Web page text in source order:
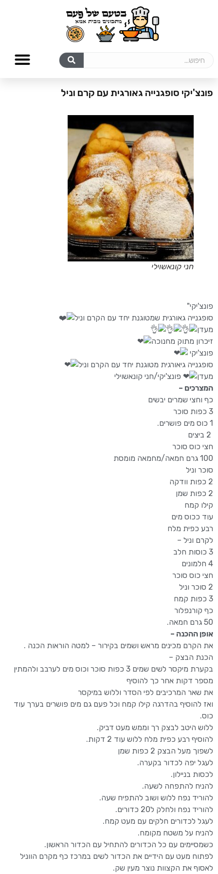
פונצ'יקי סופגנייה גאורגית עם קרם וניל
חני קונאשוילי
פונצ'יקי"
סופגנייה גאורגית שמטוגנת יחד עם הקרם וניל
מעדן
זיכרון מתוק מחנוכה
פונצ'יקי
סופגנייה גיאורגית מטוגנת יחד עם הקרם וניל
מעדן
פונצ'יקי/חני קונאשוילי
המצרכים –
כף וחצי שמרים יבשים
3 כפות סוכר
1 כוס מים פושרים.
חצי כוס סוכר
100 גרם חמאה/מחמאה מומסת
סוכר וניל
2 כפות וודקה
2 כפות שמן
קילו קמח
עוד ככוס מים
רבע כפית מלח
לקרם וניל –
3 כוסות חלב
4 חלמונים
חצי כוס סוכר
2 סוכר וניל
3 כפות קמח
כף קורנפלור
50 גרם חמאה.
אופן ההכנה –
את הקרם מכינים מראש ושמים בקירור – למטה הוראות הכנה .
הכנת הבצק –
בקערת מיקסר לשים שמים 3 כפות סוכר וכוס מים לערבב ולהמתין
מספר דקות אחר כך להוסיף
את שאר המרכיבים לפי הסדר וללוש במיקסר
ואז להוסיף בהדרגה קילו קמח וכל פעם גם מים פושרים בערך עוד
כוס.
ללוש היטב לבצק רך וממש מעט דביק.
להוסיף רבע כפית מלח ללוש עוד 2 דקות.
לשפוך מעל הבצק 2 כפות שמן
לעגל יפה לכדור בקערה.
לכסות בניילון.
להניח להתפחה לשעה.
להוריד נפח ללוש ושוב להתפיח שעה.
להוריד נפח ולחלק ל20 כדורים.
לעגל לכדורים חלקים עם מעט קמח.
להניח על משטח מקומח.
כשמסיימים עם כל הכדורים להתחיל עם הכדור הראשון.
לפתוח מעט עם הידיים את הכדור לשים במרכז כף מקרם הווניל
לאסוף את הקצוות נוצר מעין שק.